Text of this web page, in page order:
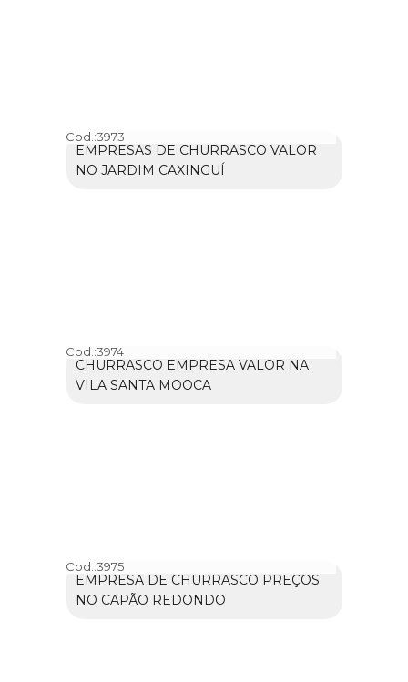
Cod.:3973
EMPRESAS DE CHURRASCO VALOR
NO JARDIM CAXINGUÍ
Cod.:3974
CHURRASCO EMPRESA VALOR NA
VILA SANTA MOOCA
Cod.:3975
EMPRESA DE CHURRASCO PREÇOS
NO CAPÃO REDONDO